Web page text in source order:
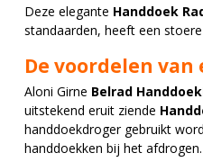
Deze elegante Handdoek
standaarden, heeft een stoere
De voordelen
Aloni Girne Belrad
uitstekend eruit ziende
handdoekdroger gebruikt
handdoekken bij het afdrogen.